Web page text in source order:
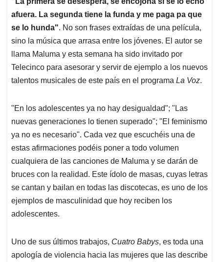
s
A
p
p
b
o
o
k
e
d
I
n
l
a
d
s
afuera. La segunda tiene la funda y me paga pa que
se lo hunda". No son frases extraídas de una película,
sino la música que arrasa entre los jóvenes. El autor se
llama Maluma y esta semana ha sido invitado por
Telecinco para asesorar y servir de ejemplo a los nuevos
talentos musicales de este país en el programa La Voz.
"En los adolescentes ya no hay desigualdad"; "Las
nuevas generaciones lo tienen superado"; "El feminismo
ya no es necesario". Cada vez que escuchéis una de
estas afirmaciones podéis poner a todo volumen
cualquiera de las canciones de Maluma y se darán de
bruces con la realidad. Este ídolo de masas, cuyas letras
se cantan y bailan en todas las discotecas, es uno de los
ejemplos de masculinidad que hoy reciben los
adolescentes.
Uno de sus últimos trabajos, Cuatro Babys, es toda una
apología de violencia hacia las mujeres que las describe